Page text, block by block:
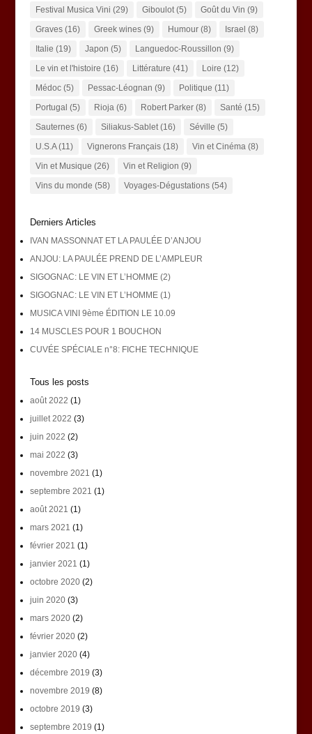
Festival Musica Vini (29) Giboulot(5) Goût du Vin (9)
Graves(16) Greek wines(9) Humour(8) Israel (8)
Italie (19) Japon (5) Languedoc-Roussillon (9)
Le vin et l'histoire (16) Littérature (41) Loire (12)
Médoc(5) Pessac-Léognan (9) Politique (11)
Portugal (5) Rioja(6) Robert Parker(8) Santé (15)
Sauternes(6) Siliakus-Sablet(16) Séville (5)
U.S.A(11) Vignerons Français(18) Vin et Cinéma(8)
Vin et Musique (26) Vin et Religion (9)
Vins du monde (58) Voyages-Dégustations(54)
Derniers Articles
IVAN MASSONNAT ET LA PAULÉE D’ANJOU
ANJOU: LA PAULÉE PREND DE L’AMPLEUR
SIGOGNAC: LE VIN ET L’HOMME (2)
SIGOGNAC: LE VIN ET L’HOMME (1)
MUSICA VINI 9ème ÉDITION LE 10.09
14 MUSCLES POUR 1 BOUCHON
CUVÉE SPÉCIALE n°8: FICHE TECHNIQUE
Tous les posts
août 2022 (1)
juillet 2022 (3)
juin 2022 (2)
mai 2022 (3)
novembre 2021 (1)
septembre 2021 (1)
août 2021 (1)
mars 2021 (1)
février 2021 (1)
janvier 2021 (1)
octobre 2020(2)
juin 2020(3)
mars 2020(2)
février 2020(2)
janvier 2020(4)
décembre 2019 (3)
novembre 2019 (8)
octobre 2019 (3)
septembre 2019 (1)